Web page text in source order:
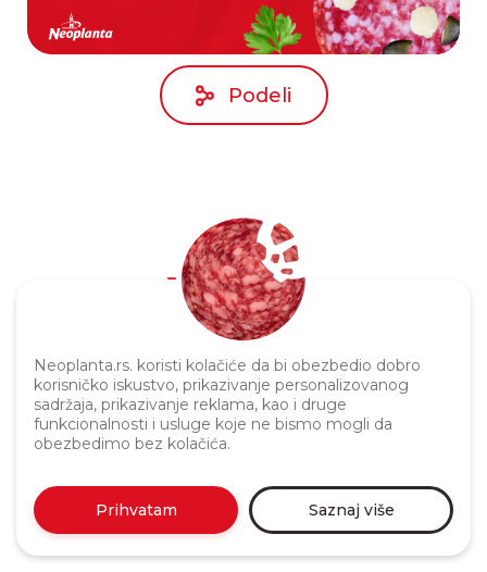
Neoplanta.rs. koristi kolačiće da bi obezbedio dobro
korisničko iskustvo, prikazivanje personalizovanog
sadržaja, prikazivanje reklama, kao i druge
funkcionalnosti i usluge koje ne bismo mogli da
obezbedimo bez kolačića.
Prihvatam Saznaj više
Podeli